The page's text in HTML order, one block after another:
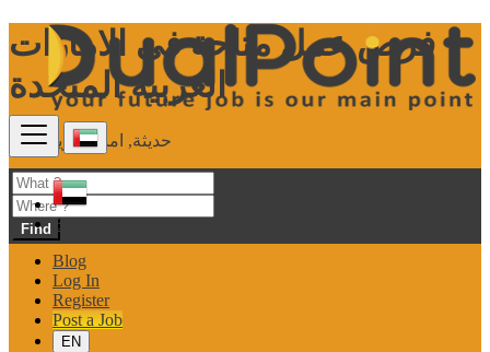
Browse Jobs
Blog
Log In
Register
Post a Job
EN
فرص عمل متاحة في الامارات
العربية المتحدة
حديثة, امنة وقريبة منك
Find